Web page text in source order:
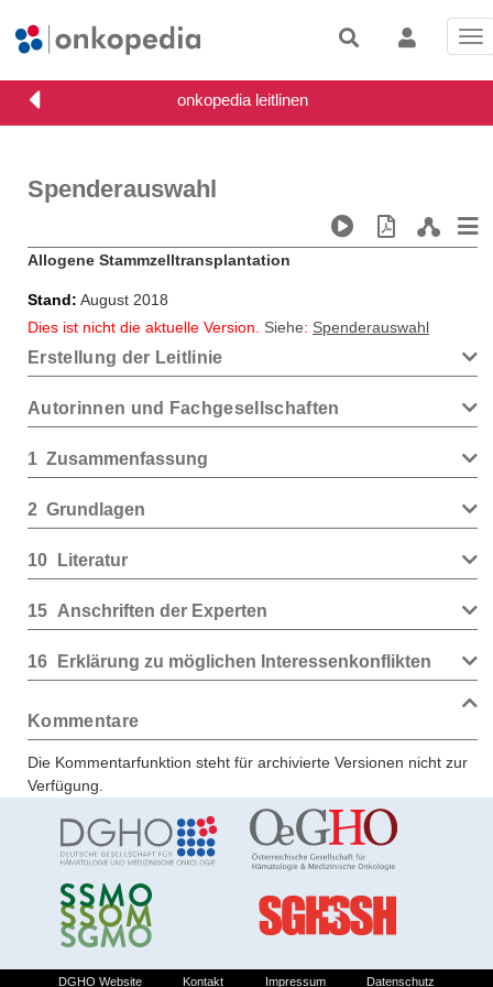
Spenderauswahl
Allogene Stammzelltransplantation
Stand August 2018
Dies ist nicht die aktuelle Version.
Siehe: Spenderauswahl
Erstellung der Leitlinie
Autorinnen und Fachgesellschaften
1 Zusammenfassung
2 Grundlagen
10 Literatur
15 Anschriften der Experten
16 Erklärung zu möglichen Interessenkonflikten
Kommentare
Die Kommentarfunktion steht für archivierte Versionen nicht zur
Verfügung.
DGHO Website Kontakt Impressum Datenschutz